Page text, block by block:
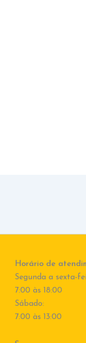
Horário de
Segunda a sexta-
7:00 às 18:00
Sábado:
7:00 às 13:00